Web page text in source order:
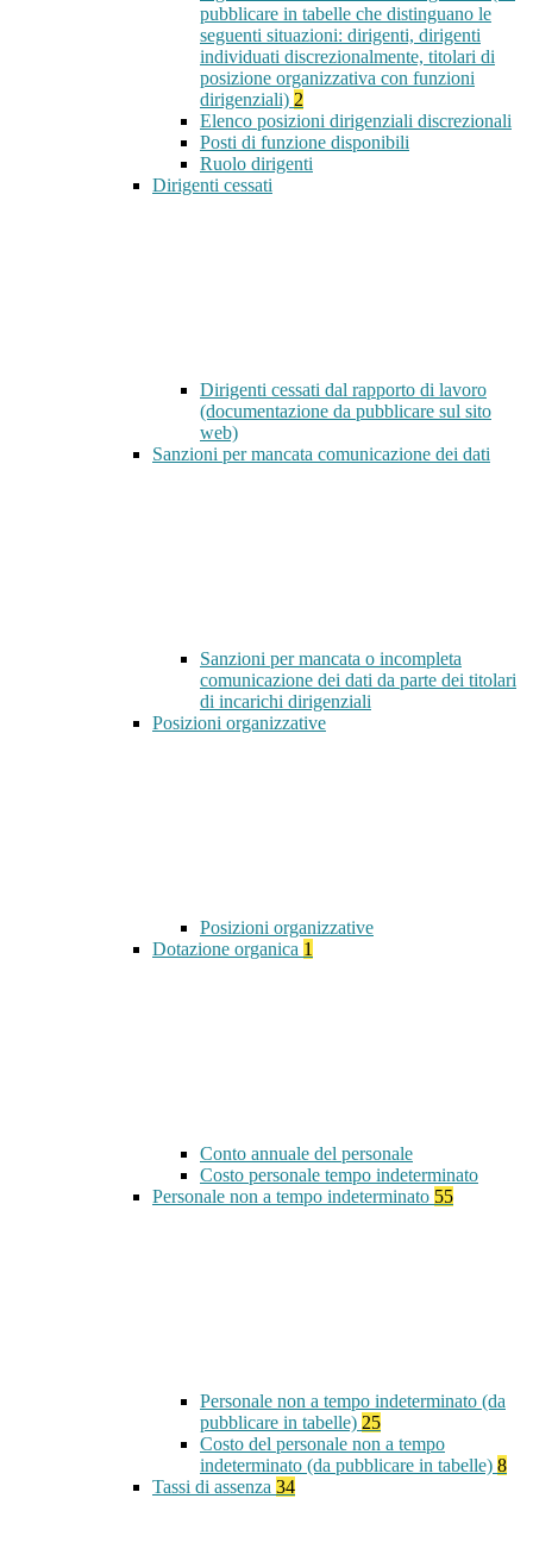
pubblicare in tabelle che distinguano le
seguenti situazioni: dirigenti, dirigenti
individuati discrezionalmente, titolari di
posizione organizzativa con funzioni
dirigenziali) 2
Elenco posizioni dirigenziali discrezionali
Posti di funzione disponibili
Ruolo dirigenti
Dirigenti cessati
Dirigenti cessati dal rapporto di lavoro
(documentazione da pubblicare sul sito
web)
Sanzioni per mancata comunicazione dei dati
Sanzioni per mancata o incompleta
comunicazione dei dati da parte dei titolari
di incarichi dirigenziali
Posizioni organizzative
Posizioni organizzative
Dotazione organica 1
Conto annuale del personale
Costo personale tempo indeterminato
Personale non a tempo indeterminato 55
Personale non a tempo indeterminato (da
pubblicare in tabelle) 25
Costo del personale non a tempo
indeterminato (da pubblicare in tabelle) 8
Tassi di assenza 34